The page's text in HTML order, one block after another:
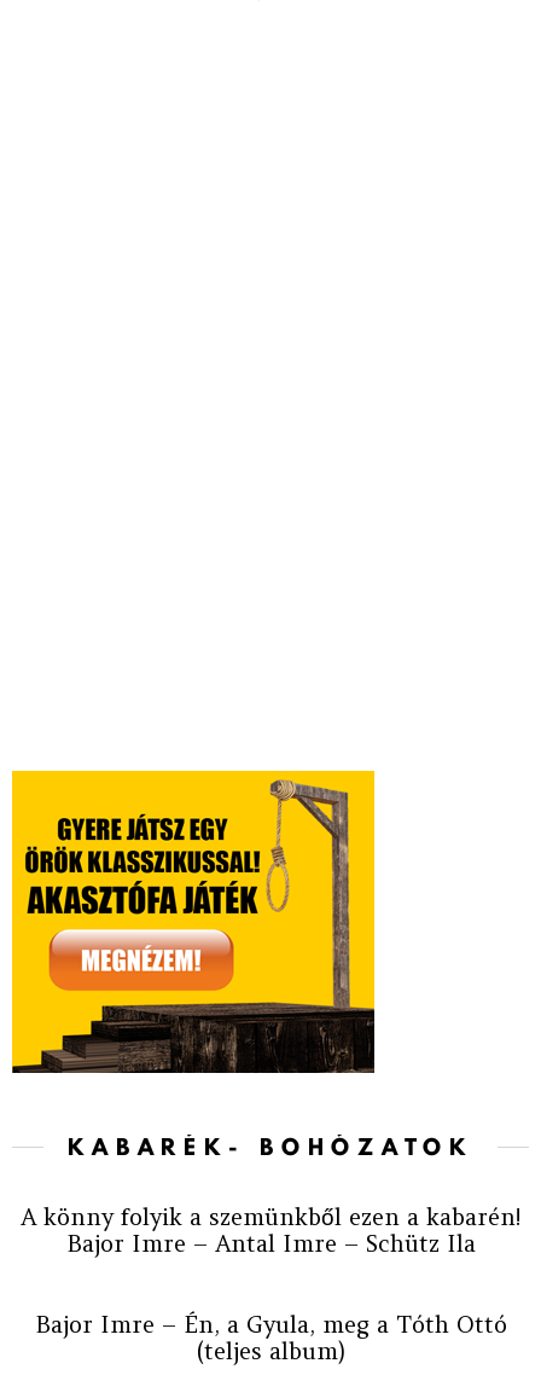
KABARÉK- BOHÓZATOK
A könny folyik a szemünkből ezen a kabarén!
Bajor Imre – Antal Imre – Schütz Ila
Bajor Imre – Én, a Gyula, meg a Tóth Ottó
(teljes album)